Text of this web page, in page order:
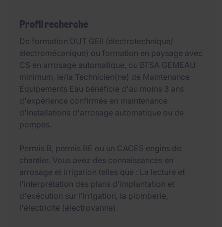
Profil recherché
De formation DUT GEII (électrotechnique/
électromécanique) ou formation en paysage avec
CS en arrosage automatique, ou BTSA GEMEAU
minimum, le/la Technicien(ne) de Maintenance
Équipements Eau bénéficie d'au moins 3 ans
d'expérience confirmée en maintenance
d'installations d'arrosage automatique ou de
pompes.
Permis B, permis BE ou un CACES engins de
chantier. Vous avez des connaissances en
arrosage et irrigation telles que : La lecture et
l'interprétation des plans d'implantation et
d'exécution sur l'irrigation, la plomberie,
l'électricité (électrovanne).